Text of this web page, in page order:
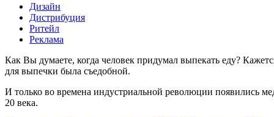
Дизайн
Дистрибуция
Ритейл
Реклама
Как Вы думаете, когда человек придумал выпекать еду?
для выпечки была съедобной.
И только во времена индустриальной революции появились
20 века.